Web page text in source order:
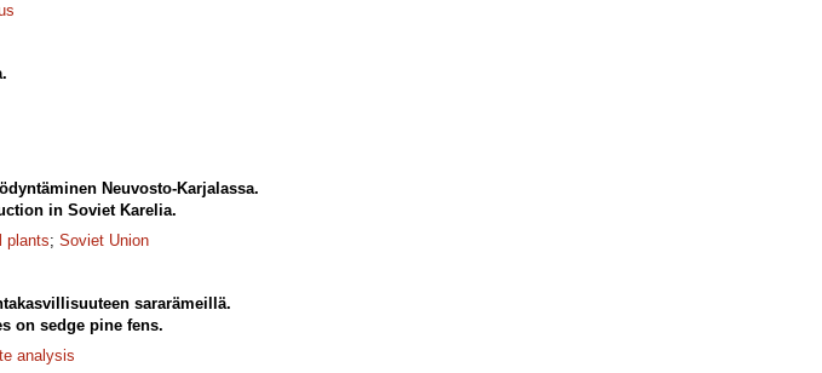
Neuvosto-Karjalassa.
in Soviet Karelia.
plants; Soviet Union
sararämeillä.
on sedge pine fens.
analysis